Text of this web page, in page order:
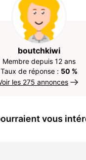
boutchkiwi
Membre depuis 12 ans
Taux de réponse : 50 %
les 275 annonces
vous